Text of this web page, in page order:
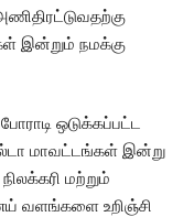
இன்றும் நமக்கு
ஒடுக்கப்பட்ட
மாவட்டங்கள் இன்று
மற்றும்
வளங்களை உறிஞ்சி